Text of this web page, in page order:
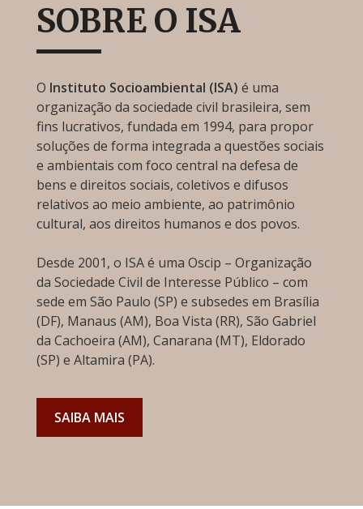
SOBRE O ISA
O Instituto Socioambiental (ISA) é uma
organização da sociedade civil brasileira, sem
fins lucrativos, fundada em 1994, para propor
soluções de forma integrada a questões sociais
e ambientais com foco central na defesa de
bens e direitos sociais, coletivos e difusos
relativos ao meio ambiente, ao patrimônio
cultural, aos direitos humanos e dos povos.
Desde 2001, o ISA é uma Oscip – Organização
da Sociedade Civil de Interesse Público – com
sede em São Paulo (SP) e subsedes em Brasília
(DF), Manaus (AM), Boa Vista (RR), São Gabriel
da Cachoeira (AM), Canarana (MT), Eldorado
(SP) e Altamira (PA).
SAIBA MAIS